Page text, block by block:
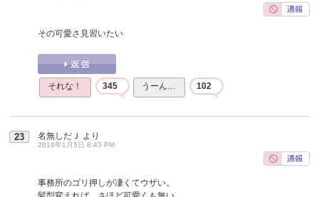
その可愛さ見習いたい
それな！ 345 うーん… 102
23 名無しだＪ より
2016年1月5日 8:45 PM
事務所のゴリ押しが凄くてウザい。